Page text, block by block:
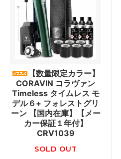
【数量限定カラー】
CORAVIN コラヴァン
Timeless タイムレス モ
デル６+ フォレストグリ
ーン 【国内在庫】【メー
カー保証１年付】
CRV1039
SOLD OUT